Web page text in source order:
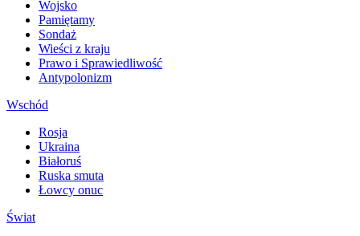
Wojsko
Pamiętamy
Sondaż
Wieści z kraju
Prawo i Sprawiedliwość
Antypolonizm
Wschód
Rosja
Ukraina
Białoruś
Ruska smuta
Łowcy onuc
Świat